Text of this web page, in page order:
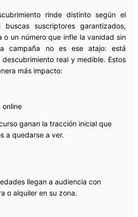
rinde distinto según el
suscriptores garantizados,
o un número que infle la vanidad sin
campaña no es ese atajo: está
real y medible. Estos
más impacto:
online
ganan la tracción inicial que
a quedarse a ver.
llegan a audiencia con
o alquiler en su zona.